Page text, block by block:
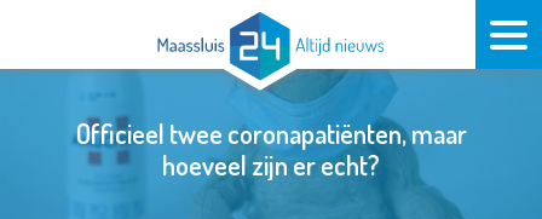
Officieel twee coronapatiënten, maar
hoeveel zijn er echt?